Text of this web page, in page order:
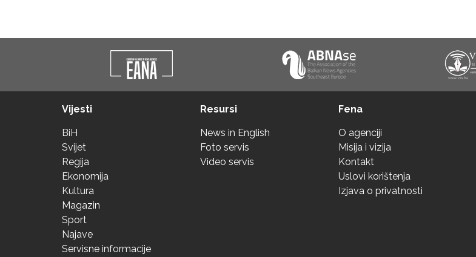
Vijesti
BiH
Svijet
Regija
Ekonomija
Kultura
Magazin
Sport
Najave
Servisne informacije
Resursi
News in English
Foto servis
Video servis
Fena
O agenciji
Misija i vizija
Kontakt
Uslovi korištenja
Izjava o privatnosti